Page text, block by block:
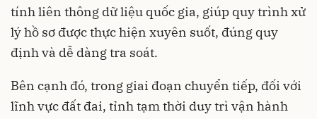
tính liên thông dữ liệu quốc gia, giúp quy trình xử
lý hồ sơ được thực hiện xuyên suốt, đúng quy
định và dễ dàng tra soát.
Bên cạnh đó, trong giai đoạn chuyển tiếp, đối với
lĩnh vực đất đai, tỉnh tạm thời duy trì vận hành